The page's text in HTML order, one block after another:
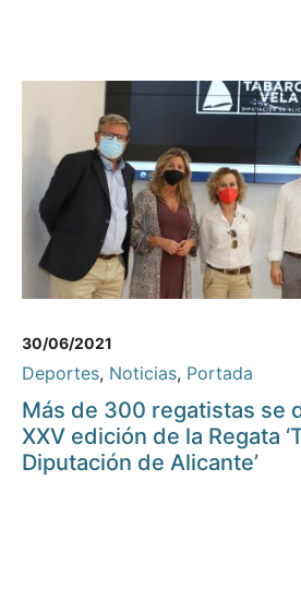
30/06/2021
Deportes, Noticias, Portada
Más de 300 regatistas se
XXV edición de la Regata
Diputación de Alicante’